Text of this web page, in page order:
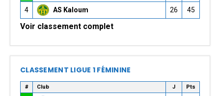
4 AS Kaloum 26 45
Voir classement complet
CLASSEMENT LIGUE 1 FÉMININE
# Club J Pts